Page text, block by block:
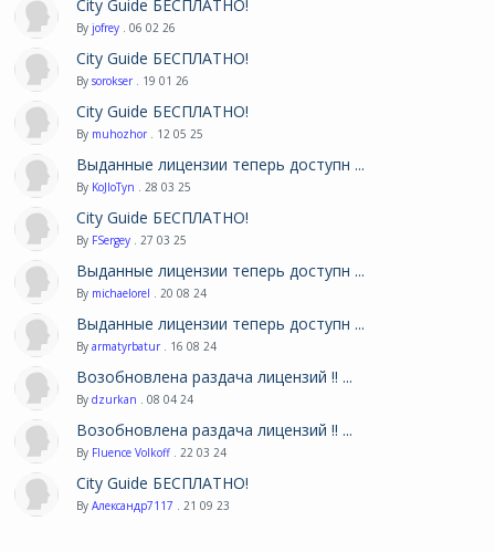
City Guide БЕСПЛАТНО!
By jofrey . 06 02 26
City Guide БЕСПЛАТНО!
By sorokser . 19 01 26
City Guide БЕСПЛАТНО!
By muhozhor . 12 05 25
Выданные лицензии теперь доступн ...
By KoJIoTyn . 28 03 25
City Guide БЕСПЛАТНО!
By FSergey . 27 03 25
Выданные лицензии теперь доступн ...
By michaelorel . 20 08 24
Выданные лицензии теперь доступн ...
By armatyrbatur . 16 08 24
Возобновлена раздача лицензий !! ...
By dzurkan . 08 04 24
Возобновлена раздача лицензий !! ...
By Fluence Volkoff . 22 03 24
City Guide БЕСПЛАТНО!
By Александр7117 . 21 09 23